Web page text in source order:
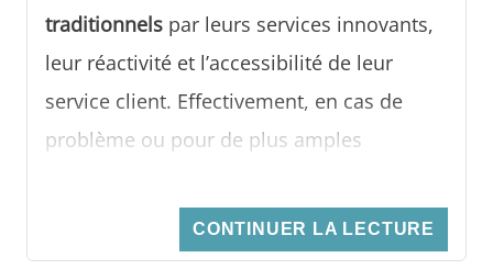
traditionnels par leurs services innovants,
leur réactivité et l’accessibilité de leur
service client. Effectivement, en cas de
problème ou pour de plus amples
proposés, il est possible de contacter un
opérateur sur une plus grande plage
CONTINUER LA LECTURE